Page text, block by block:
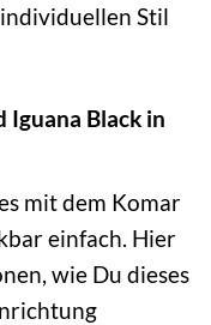
Stil
Iguana Black in
mit dem Komar
einfach. Hier
wie Du dieses